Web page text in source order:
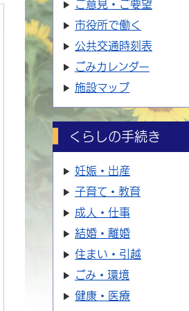
ご意見・ご要望
市役所で働く
公共交通時刻表
ごみカレンダー
施設マップ
くらしの手続き
妊娠・出産
子育て・教育
成人・仕事
結婚・離婚
住まい・引越
ごみ・環境
健康・医療